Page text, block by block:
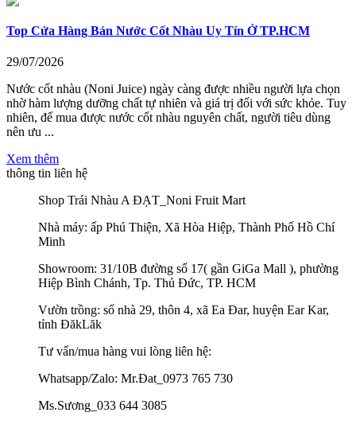
Top Cửa Hàng Bán Nước Cốt Nhàu Uy Tín Ở TP.HCM
29/07/2026
Nước cốt nhàu (Noni Juice) ngày càng được nhiều người lựa chọn
nhờ hàm lượng dưỡng chất tự nhiên và giá trị đối với sức khỏe. Tuy
nhiên, để mua được nước cốt nhàu nguyên chất, người tiêu dùng
nên ưu ...
Xem thêm
thông tin liên hệ
Shop Trái Nhàu A ĐẠT_Noni Fruit Mart
Nhà máy: ấp Phú Thiện, Xã Hòa Hiệp, Thành Phố Hồ Chí
Minh
Showroom: 31/10B đường số 17( gần GiGa Mall ), phường
Hiệp Bình Chánh, Tp. Thủ Đức, TP. HCM
Vườn trồng: số nhà 29, thôn 4, xã Ea Đar, huyện Ear Kar,
tỉnh ĐăkLăk
Tư vấn/mua hàng vui lòng liên hệ:
Whatsapp/Zalo: Mr.Đat_0973 765 730
Ms.Sương_033 644 3085